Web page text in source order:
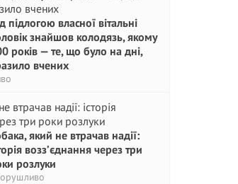
підлогою власної вітальні
знайшов колодязь, якому
років — те, що було на дні,
вчених
який не втрачав надії:
возз’єднання через три
розлуки